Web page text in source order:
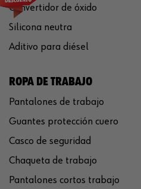
Convertidor de óxido
Silicona neutra
Aditivo para diésel
ROPA DE TRABAJO
Pantalones de trabajo
Guantes protección cuero
Casco de seguridad
Chaqueta de trabajo
Pantalones cortos trabajo